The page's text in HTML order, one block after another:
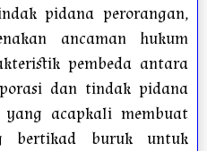
pidana perorangan,
ancaman hukum
pembeda antara
dan tindak pidana
acapkali membuat
bertikad buruk untuk